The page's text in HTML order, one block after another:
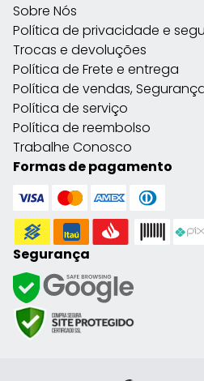
Sobre Nós
Política de privacidade e
Trocas e devoluções
Política de Frete e entrega
Política de vendas,
Política de serviço
Política de reembolso
Trabalhe Conosco
Formas de pagamento
Segurança